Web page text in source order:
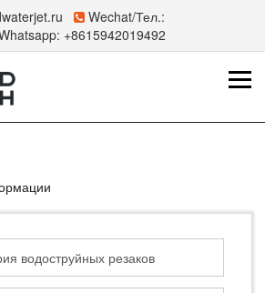
Wechat/Тел.:
+8615942019492
водоструйных резаков